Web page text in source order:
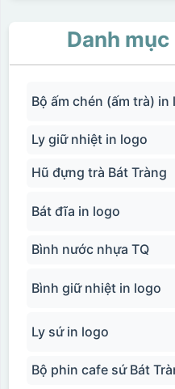
Danh
Bộ ấm chén (ấm trà) in
Ly giữ nhiệt in logo
Hũ đựng trà Bát Tràng
Bát đĩa in logo
Bình nước nhựa TQ
Bình giữ nhiệt in logo
Ly sứ in logo
Bộ phin cafe sứ Bát